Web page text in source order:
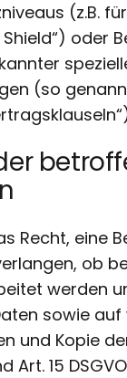
(z.B.
Shield“) oder
(so
Recht, eine
ob
werden
sowie
und Kopie
Art. 15